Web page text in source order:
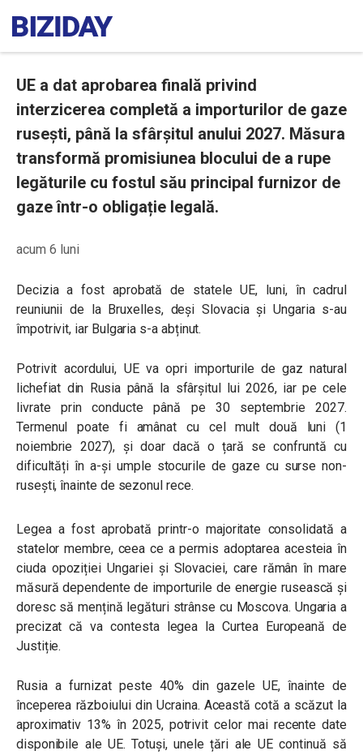
UE a dat aprobarea finală privind
interzicerea completă a importurilor de gaze
rusești, până la sfârșitul anului 2027. Măsura
transformă promisiunea blocului de a rupe
legăturile cu fostul său principal furnizor de
gaze într-o obligație legală.
acum 6 luni
Decizia a fost aprobată de statele UE, luni, în cadrul
reuniunii de la Bruxelles, deși Slovacia și Ungaria s-au
împotrivit, iar Bulgaria s-a abținut.
Potrivit acordului, UE va opri importurile de gaz natural
lichefiat din Rusia până la sfârșitul lui 2026, iar pe cele
livrate prin conducte până pe 30 septembrie 2027.
Termenul poate fi amânat cu cel mult două luni (1
noiembrie 2027), și doar dacă o țară se confruntă cu
dificultăți în a-și umple stocurile de gaze cu surse non-
rusești, înainte de sezonul rece.
Legea a fost aprobată printr-o majoritate consolidată a
statelor membre, ceea ce a permis adoptarea acesteia în
ciuda opoziției Ungariei și Slovaciei, care rămân în mare
măsură dependente de importurile de energie rusească și
doresc să mențină legături strânse cu Moscova. Ungaria a
precizat că va contesta legea la Curtea Europeană de
Justiție.
Rusia a furnizat peste 40% din gazele UE, înainte de
începerea războiului din Ucraina. Această cotă a scăzut la
aproximativ 13% în 2025, potrivit celor mai recente date
disponibile ale UE. Totuși, unele țări ale UE continuă să